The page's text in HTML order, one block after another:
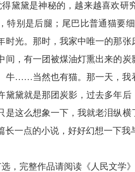
得黛黛是神秘的，越来越喜欢
特别是后腿；尾巴比普通猫
时光。那时，我家中唯一的那
间，有一团被煤油灯熏出来的
牛……当然也有猫。那一天，我
黛黛就是那团炭影，过去多年
是这么想象一下，我就老泪纵
长一点的小说，好好幻想一下我
选，完整作品请阅读《人民文学